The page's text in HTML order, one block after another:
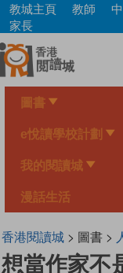
Skip
main
content
教城主頁 教師
家長
圖書
e悅讀學校計劃
我的閱讀城
漫話生活
香港閱讀城> 圖書 >
想當作家不